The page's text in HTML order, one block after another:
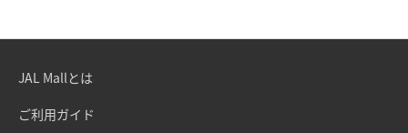
JAL Mallとは
ご利用ガイド